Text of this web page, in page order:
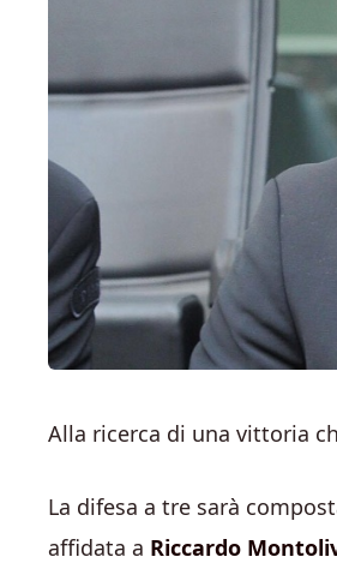
Alla ricerca di una vittoria
La difesa a tre sarà
affidata a Riccardo